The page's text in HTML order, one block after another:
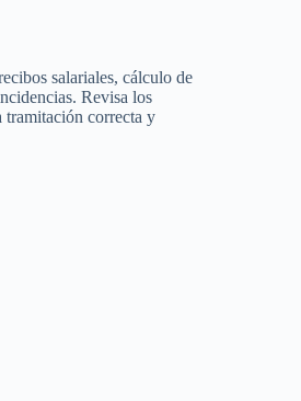
salariales, cálculo de
Revisa los
tramitación correcta y